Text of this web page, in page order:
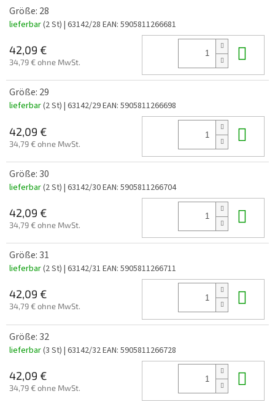
Größe: 28
lieferbar(2 St) | 63142/28 EAN: 5905811266681
42,09 €
34,79 € ohne MwSt.
Größe: 29
lieferbar(2 St) | 63142/29EAN: 5905811266698
42,09 €
34,79 € ohne MwSt.
Größe: 30
lieferbar(2 St) | 63142/30EAN: 5905811266704
42,09 €
34,79 € ohne MwSt.
Größe: 31
lieferbar(2 St) | 63142/31 EAN: 5905811266711
42,09 €
34,79 € ohne MwSt.
Größe: 32
lieferbar(3 St) | 63142/32EAN: 5905811266728
42,09 €
34,79 € ohne MwSt.